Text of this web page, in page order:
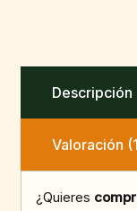
Descripción
Valoración
¿Quieres